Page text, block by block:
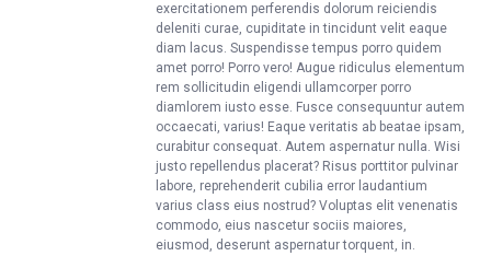
exercitationem perferendis dolorum reiciendis
deleniti curae, cupiditate in tincidunt velit eaque
diam lacus. Suspendisse tempus porro quidem
amet porro! Porro vero! Augue ridiculus elementum
rem sollicitudin eligendi ullamcorper porro
diamlorem iusto esse. Fusce consequuntur autem
occaecati, varius! Eaque veritatis ab beatae ipsam,
curabitur consequat. Autem aspernatur nulla. Wisi
justo repellendus placerat? Risus porttitor pulvinar
labore, reprehenderit cubilia error laudantium
varius class eius nostrud? Voluptas elit venenatis
commodo, eius nascetur sociis maiores,
eiusmod, deserunt aspernatur torquent, in.